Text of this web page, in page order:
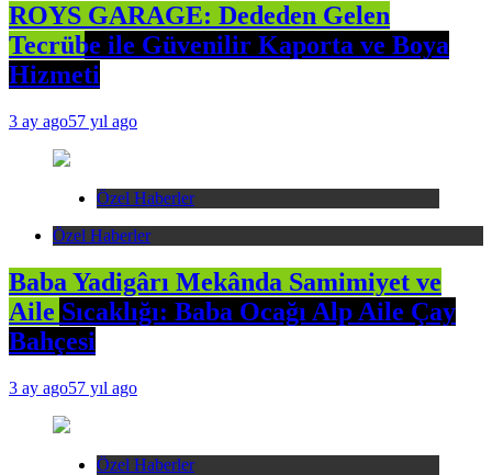
ROYS GARAGE: Dededen Gelen
Tecrübe ile Güvenilir Kaporta ve Boya
Hizmeti
3 ay ago57 yıl ago
Özel Haberler
Özel Haberler
Baba Yadigârı Mekânda Samimiyet ve
Aile Sıcaklığı: Baba Ocağı Alp Aile Çay
Bahçesi
3 ay ago57 yıl ago
Özel Haberler